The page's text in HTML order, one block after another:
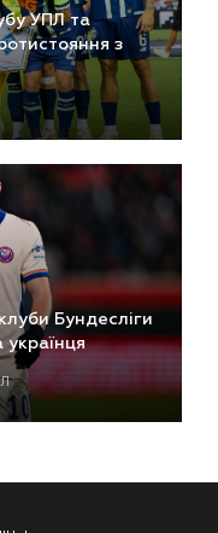
УПЛ та
з
Бундесліги